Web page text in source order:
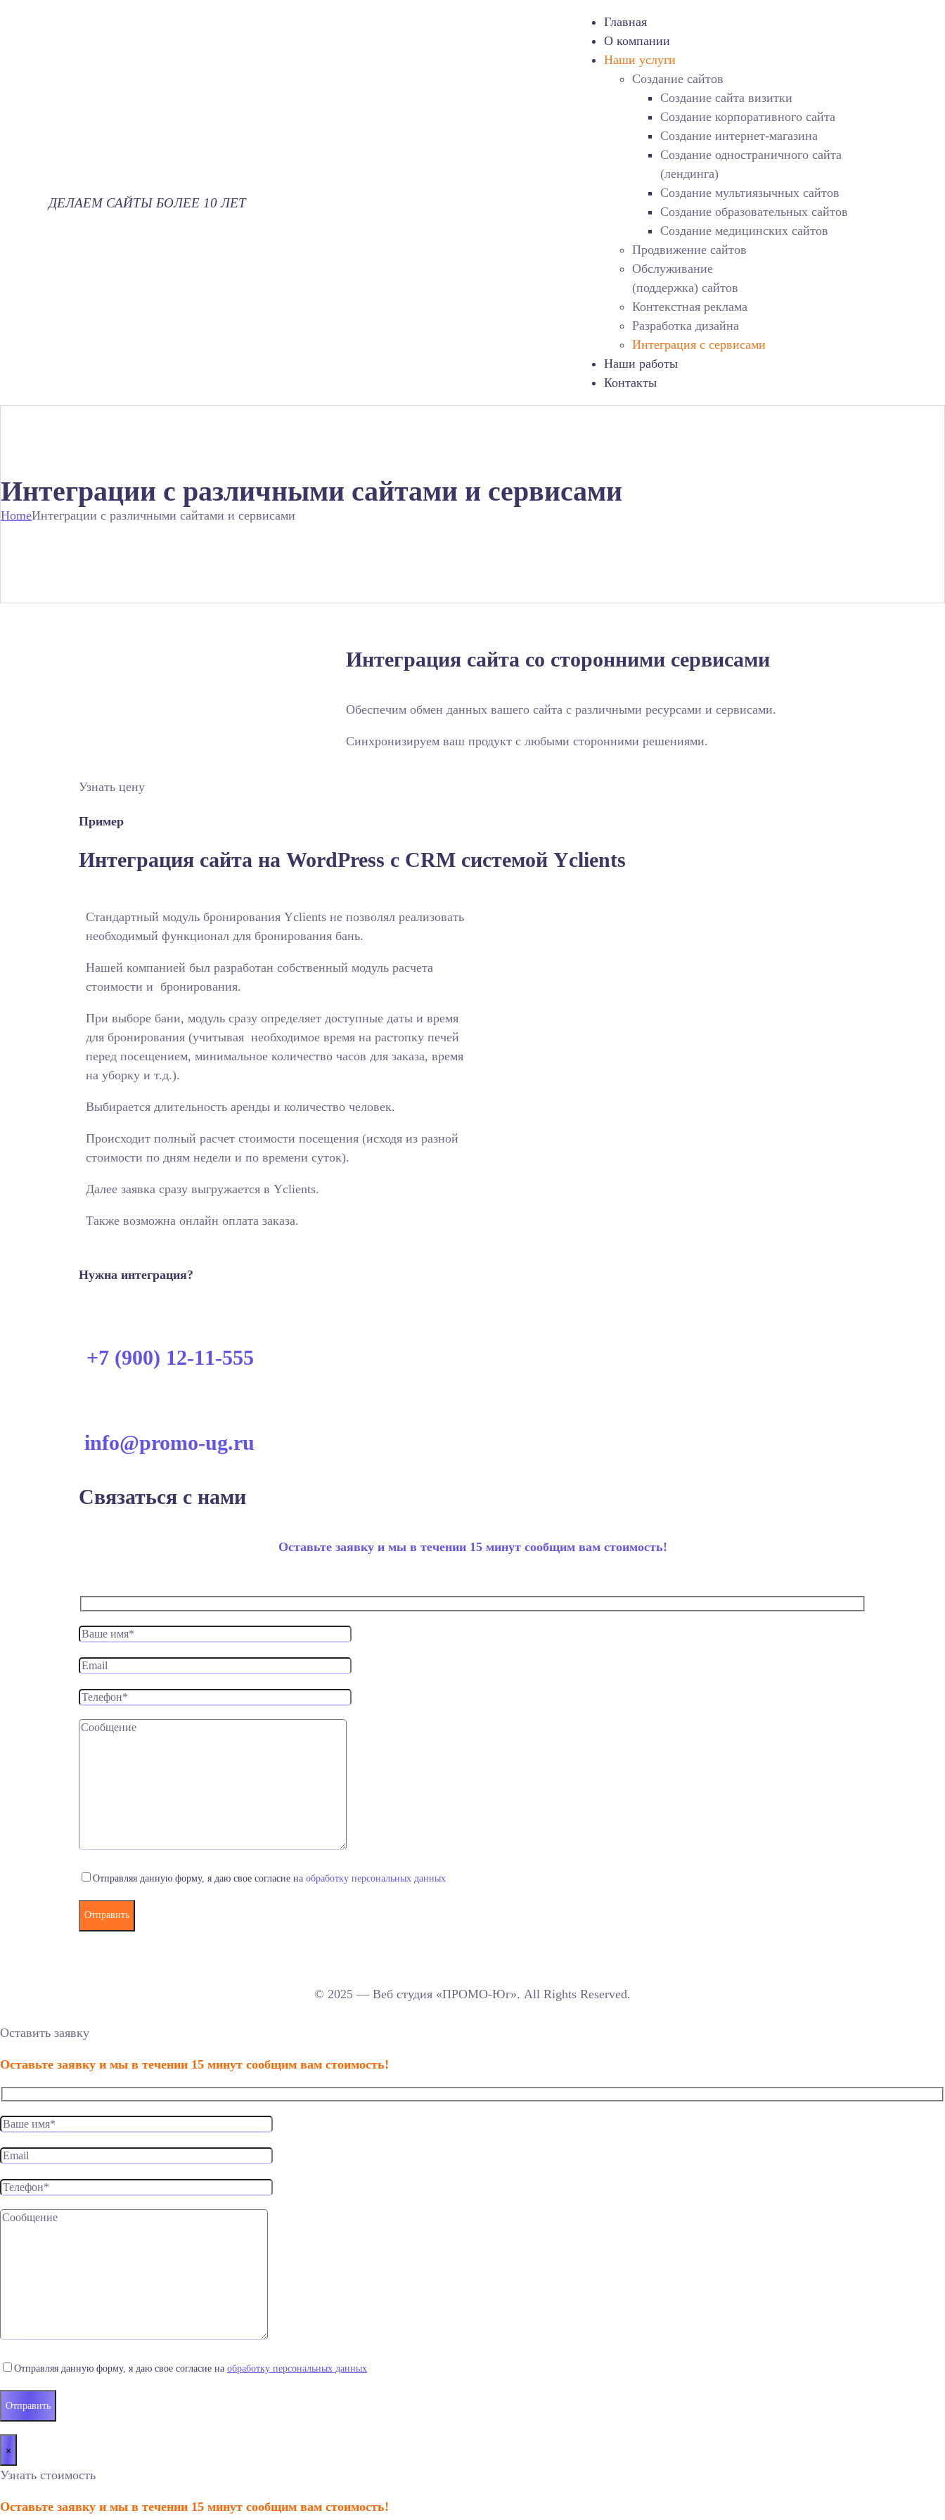
ДЕЛАЕМ САЙТЫ БОЛЕЕ 10 ЛЕТ
Главная
О компании
Наши услуги
Создание сайтов
Создание сайта визитки
Создание корпоративного сайта
Создание интернет-магазина
Создание одностраничного сайта
(лендинга)
Создание мультиязычных сайтов
Создание образовательных сайтов
Создание медицинских сайтов
Продвижение сайтов
Обслуживание
(поддержка) сайтов
Контекстная реклама
Разработка дизайна
Интеграция с сервисами
Наши работы
Контакты
Интеграции с различными сайтами и сервисами
HomeИнтеграции с различными сайтами и сервисами
Интеграция сайта со сторонними сервисами
Обеспечим обмен данных вашего сайта с различными ресурсами и сервисами.
Синхронизируем ваш продукт с любыми сторонними решениями.
Узнать цену
Пример
Интеграция сайта на WordPress с CRM системой Yclients
Стандартный модуль бронирования Yclients не позволял реализовать
необходимый функционал для бронирования бань.
Нашей компанией был разработан собственный модуль расчета
стоимости и бронирования.
При выборе бани, модуль сразу определяет доступные даты и время
для бронирования (учитывая необходимое время на растопку печей
перед посещением, минимальное количество часов для заказа, время
на уборку и т.д.).
Выбирается длительность аренды и количество человек.
Происходит полный расчет стоимости посещения (исходя из разной
стоимости по дням недели и по времени суток).
Далее заявка сразу выгружается в Yclients.
Также возможна онлайн оплата заказа.
Нужна интеграция?
+7 (900) 12-11-555
info@promo-ug.ru
Связаться с нами
Оставьте заявку и мы в течении 15 минут сообщим вам стоимость!
Отправляя данную форму, я даю свое согласие на обработку персональных данных
© 2025 — Веб студия «ПРОМО-Юг». All Rights Reserved.
Оставить заявку
Оставьте заявку и мы в течении 15 минут сообщим вам стоимость!
Отправляя данную форму, я даю свое согласие на обработку персональных данных
×
Узнать стоимость
Оставьте заявку и мы в течении 15 минут сообщим вам стоимость!